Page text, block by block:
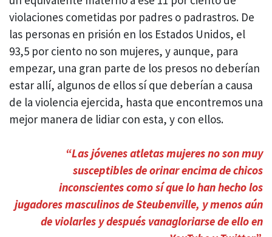
violaciones cometidas por padres o padrastros. De
las personas en prisión en los Estados Unidos, el
93,5 por ciento no son mujeres, y aunque, para
empezar, una gran parte de los presos no deberían
estar allí, algunos de ellos sí que deberían a causa
de la violencia ejercida, hasta que encontremos una
mejor manera de lidiar con esta, y con ellos.
“Las jóvenes atletas mujeres no son muy
susceptibles de orinar encima de chicos
inconscientes como sí que lo han hecho los
jugadores masculinos de Steubenville, y menos aún
de violarles y después vanagloriarse de ello en